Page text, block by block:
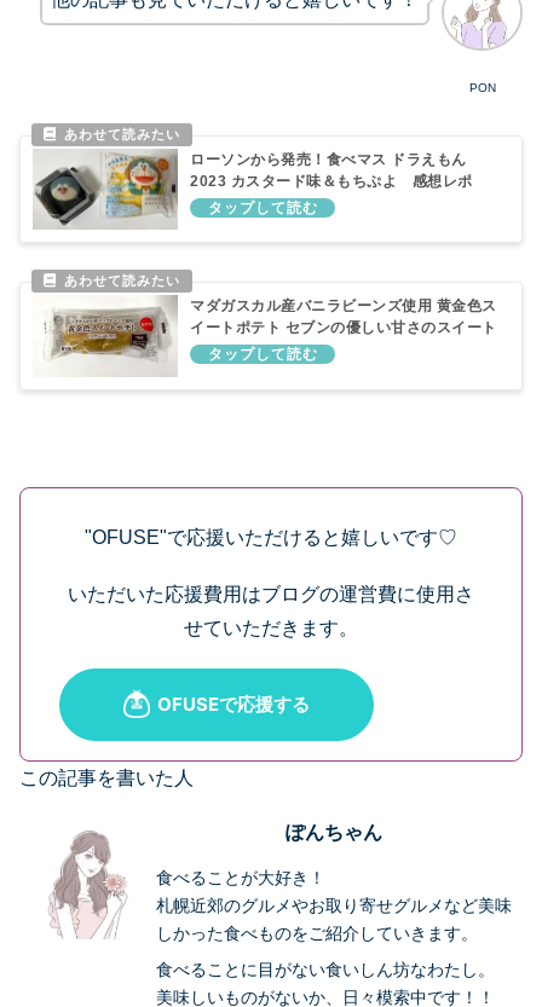
PON
ローソンから発売！食べマス ドラえもん
2023 カスタード味＆もちぷよ 感想レポ
マダガスカル産バニラビーンズ使用 黄金色ス
イートポテト セブンの優しい甘さのスイート
ポテト！！
"OFUSE"で応援いただけると嬉しいです♡
いただいた応援費用はブログの運営費に使用さ
せていただきます。
この記事を書いた人
ぽんちゃん
食べることが大好き！
札幌近郊のグルメやお取り寄せグルメなど美味
しかった食べものをご紹介していきます。
食べることに目がない食いしん坊なわたし。
美味しいものがないか、日々模索中です！！